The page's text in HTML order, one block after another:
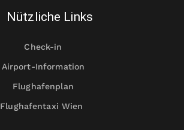
Nützliche Links
Check-in
Airport-Information
Flughafenplan
Flughafentaxi Wien